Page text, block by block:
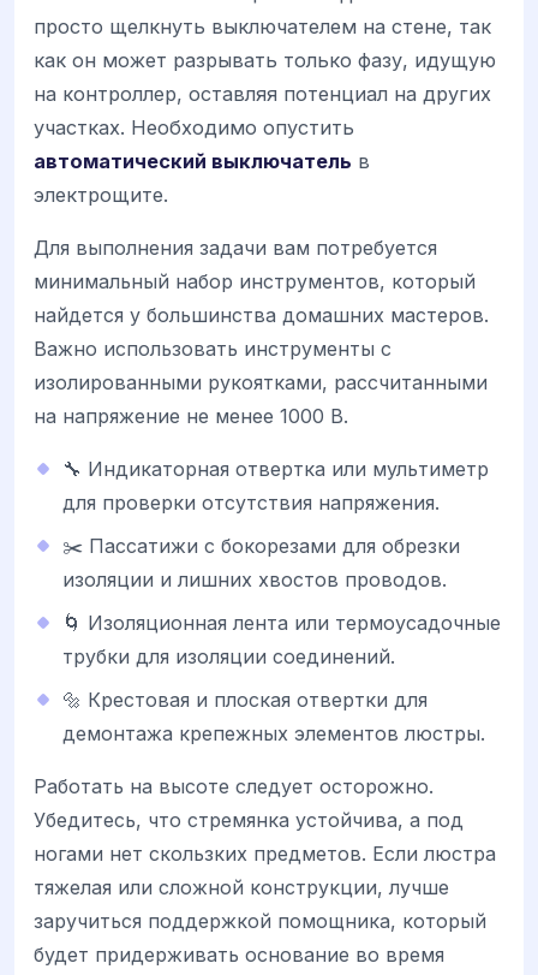
просто щелкнуть выключателем на стене, так
как он может разрывать только фазу, идущую
на контроллер, оставляя потенциал на других
участках. Необходимо опустить
автоматический выключатель в
электрощите.
Для выполнения задачи вам потребуется
минимальный набор инструментов, который
найдется у большинства домашних мастеров.
Важно использовать инструменты с
изолированными рукоятками, рассчитанными
на напряжение не менее 1000 В.
🔧 Индикаторная отвертка или мультиметр
для проверки отсутствия напряжения.
✂️ Пассатижи с бокорезами для обрезки
изоляции и лишних хвостов проводов.
🌀 Изоляционная лента или термоусадочные
трубки для изоляции соединений.
🔩 Крестовая и плоская отвертки для
демонтажа крепежных элементов люстры.
Работать на высоте следует осторожно.
Убедитесь, что стремянка устойчива, а под
ногами нет скользких предметов. Если люстра
тяжелая или сложной конструкции, лучше
заручиться поддержкой помощника, который
будет придерживать основание во время